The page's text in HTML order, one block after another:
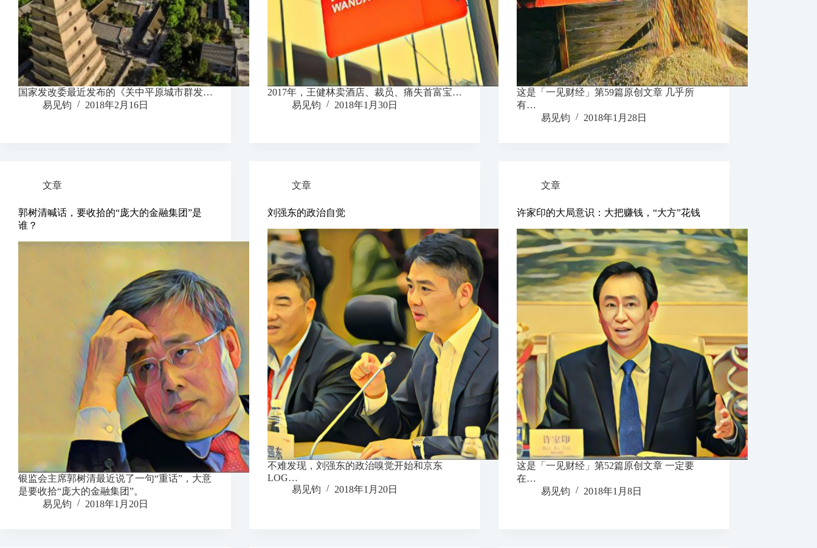
国家发改委最近发布的《关中平原城市群发…
易见钧
2018年2月16日
2017年，王健林卖酒店、裁员、痛失首富宝…
易见钧
2018年1月30日
这是「一见财经」第59篇原创文章 几乎所
有…
易见钧
2018年1月28日
文章
郭树清喊话，要收拾的“庞大的金融集团”是
谁？
银监会主席郭树清最近说了一句“重话”，大意
是要收拾“庞大的金融集团”。
易见钧
2018年1月20日
文章
刘强东的政治自觉
不难发现，刘强东的政治嗅觉开始和京东
LOG…
易见钧
2018年1月20日
文章
许家印的大局意识：大把赚钱，“大方”花钱
这是「一见财经」第52篇原创文章 一定要
在…
易见钧
2018年1月8日